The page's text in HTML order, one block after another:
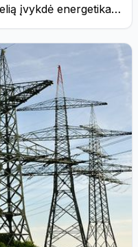
įvykdė energetika